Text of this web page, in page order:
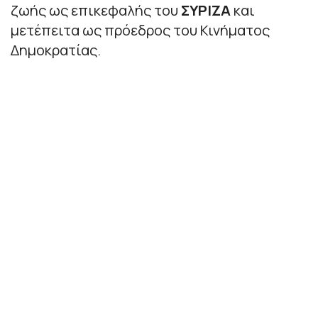
ζωής ως επικεφαλής του ΣΥΡΙΖΑκαι
μετέπειτα ως πρόεδρος του Κινήματος
Δημοκρατίας.